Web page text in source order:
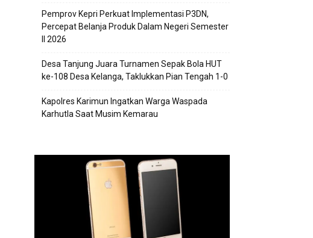
Pemprov Kepri Perkuat Implementasi P3DN,
Percepat Belanja Produk Dalam Negeri Semester
II 2026
Desa Tanjung Juara Turnamen Sepak Bola HUT
ke-108 Desa Kelanga, Taklukkan Pian Tengah 1-0
Kapolres Karimun Ingatkan Warga Waspada
Karhutla Saat Musim Kemarau